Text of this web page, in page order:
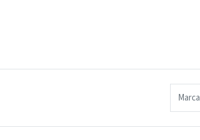
Marca